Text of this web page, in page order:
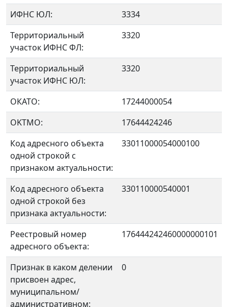
ИФНС ЮЛ:
3334
Территориальный
участок ИФНС ФЛ:
3320
Территориальный
участок ИФНС ЮЛ:
3320
ОКАТО:
17244000054
OKTMO:
17644424246
Код адресного объекта
одной строкой с
признаком актуальности:
33011000054000100
Код адресного объекта
одной строкой без
признака актуальности:
330110000540001
Реестровый номер
адресного объекта:
176444242460000000101
Признак в каком делении
присвоен адрес,
муниципальном/
административном:
0